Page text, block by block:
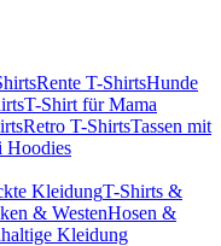
Rente T-ShirtsHunde
T-Shirt für Mama
Retro T-ShirtsTassen mit
Hoodies
KleidungT-Shirts &
& WestenHosen &
Kleidung